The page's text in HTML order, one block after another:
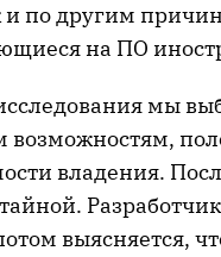
и по другим
на ПО
мы
владения.
тайной.
выясняется,